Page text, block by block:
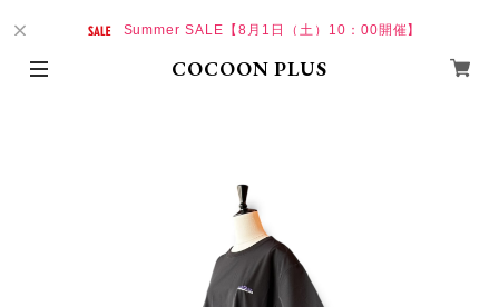
Summer SALE【8月1日（土）10：00開催】
COCOON PLUS